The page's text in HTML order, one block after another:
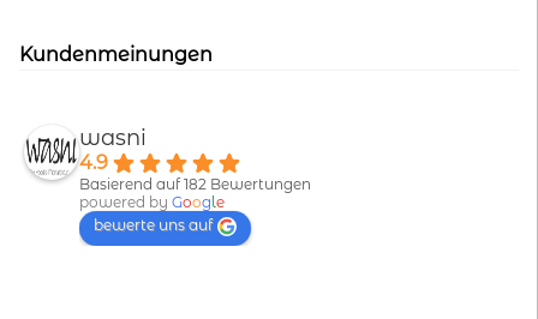
Kundenmeinungen
wasni
4.9
Basierend auf 182 Bewertungen
powered by Goog le
bewerte uns auf